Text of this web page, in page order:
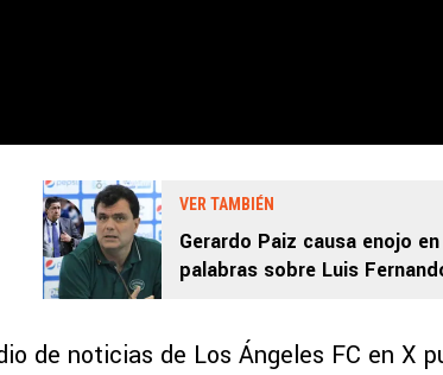
VER TAMBIÉN
Gerardo Paiz causa enojo
palabras sobre Luis
de noticias de Los Ángeles FC en X